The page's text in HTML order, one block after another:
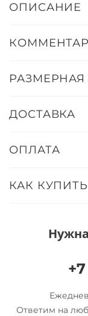
ОПИСАНИЕ
РАЗМЕРНАЯ
ДОСТАВКА
ОПЛАТА
КАК КУПИТЬ
Ответим на